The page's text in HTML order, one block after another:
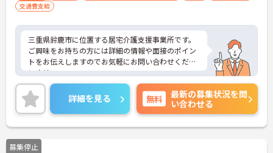
交通費支給
三重県鈴鹿市に位置する居宅介護支援事業所です。
ご興味をお持ちの方には詳細の情報や面接のポイン
トをお伝えしますのでお気軽にお問い合わせくださ
いませ。
詳細を見る 無料
最新の募集状況を問
い合わせる
募集停止